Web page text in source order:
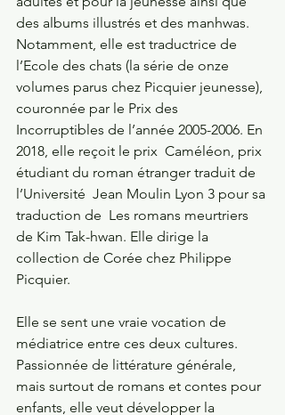
des albums illustrés et des manhwas.
Notamment, elle est traductrice de
l’Ecole des chats (la série de onze
volumes parus chez Picquier jeunesse),
couronnée par le Prix des
Incorruptibles de l’année 2005-2006. En
2018, elle reçoit le prix  Caméléon, prix
étudiant du roman étranger traduit de
l’Université  Jean Moulin Lyon 3 pour sa
traduction de  Les romans meurtriers
de Kim Tak-hwan. Elle dirige la
collection de Corée chez Philippe
Picquier.
Elle se sent une vraie vocation de
médiatrice entre ces deux cultures.
Passionnée de littérature générale,
mais surtout de romans et contes pour
enfants, elle veut développer la